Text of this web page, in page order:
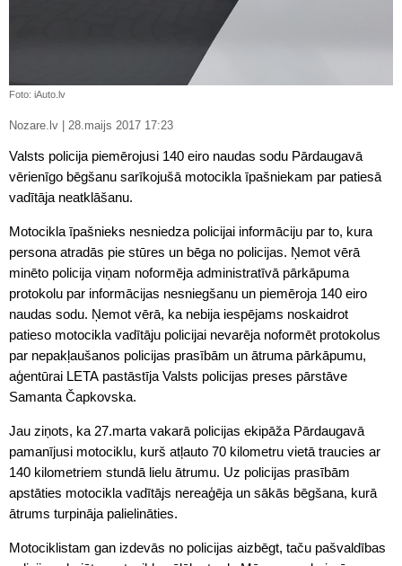
Foto: iAuto.lv
Nozare.lv | 28.maijs 2017 17:23
Valsts policija piemērojusi 140 eiro naudas sodu Pārdaugavā
vērienīgo bēgšanu sarīkojušā motocikla īpašniekam par patiesā
vadītāja neatklāšanu.
Motocikla īpašnieks nesniedza policijai informāciju par to, kura
persona atradās pie stūres un bēga no policijas. Ņemot vērā
minēto policija viņam noformēja administratīvā pārkāpuma
protokolu par informācijas nesniegšanu un piemēroja 140 eiro
naudas sodu. Ņemot vērā, ka nebija iespējams noskaidrot
patieso motocikla vadītāju policijai nevarēja noformēt protokolus
par nepakļaušanos policijas prasībām un ātruma pārkāpumu,
aģentūrai LETA pastāstīja Valsts policijas preses pārstāve
Samanta Čapkovska.
Jau ziņots, ka 27.marta vakarā policijas ekipāža Pārdaugavā
pamanījusi motociklu, kurš atļauto 70 kilometru vietā traucies ar
140 kilometriem stundā lielu ātrumu. Uz policijas prasībām
apstāties motocikla vadītājs nereaģēja un sākās bēgšana, kurā
ātrums turpināja palielināties.
Motociklistam gan izdevās no policijas aizbēgt, taču pašvaldības